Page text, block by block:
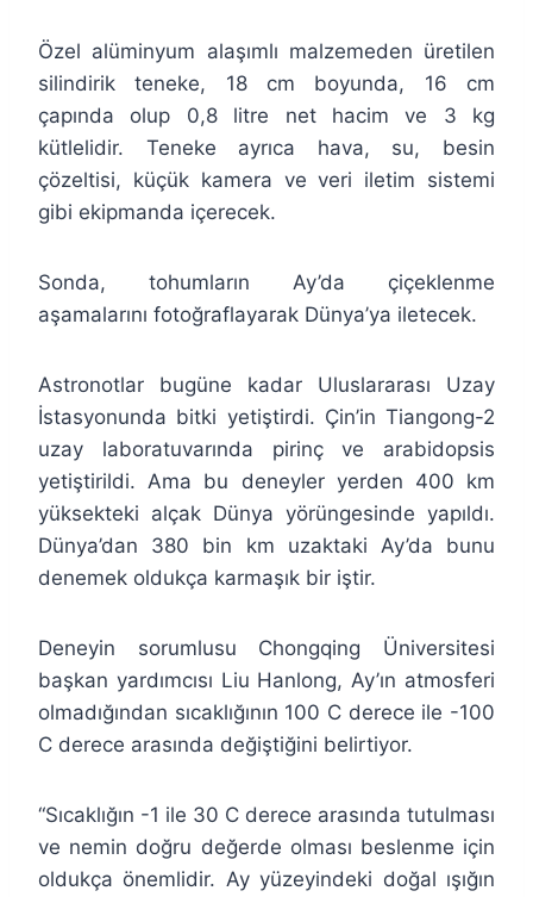
Özel alüminyum alaşımlı malzemeden üretilen
silindirik teneke, 18 cm boyunda, 16 cm
çapında olup 0,8 litre net hacim ve 3 kg
kütlelidir. Teneke ayrıca hava, su, besin
çözeltisi, küçük kamera ve veri iletim sistemi
gibi ekipmanda içerecek.
Sonda, tohumların Ay’da çiçeklenme
aşamalarını fotoğraflayarak Dünya’ya iletecek.
Astronotlar bugüne kadar Uluslararası Uzay
İstasyonunda bitki yetiştirdi. Çin’in Tiangong-2
uzay laboratuvarında pirinç ve arabidopsis
yetiştirildi. Ama bu deneyler yerden 400 km
yüksekteki alçak Dünya yörüngesinde yapıldı.
Dünya’dan 380 bin km uzaktaki Ay’da bunu
denemek oldukça karmaşık bir iştir.
Deneyin sorumlusu Chongqing Üniversitesi
başkan yardımcısı Liu Hanlong, Ay’ın atmosferi
olmadığından sıcaklığının 100 C derece ile -100
C derece arasında değiştiğini belirtiyor.
“Sıcaklığın -1 ile 30 C derece arasında tutulması
ve nemin doğru değerde olması beslenme için
oldukça önemlidir. Ay yüzeyindeki doğal ışığın